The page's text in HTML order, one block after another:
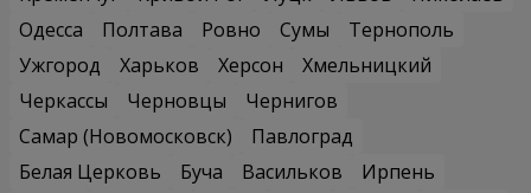
Одесса
Полтава Ровно Сумы
Тернополь
Ужгород
Харьков Херсон
Хмельницкий
Черкассы
Черновцы
Чернигов
Самар (Новомосковск)
Павлоград
Белая Церковь
Буча Васильков
Ирпень